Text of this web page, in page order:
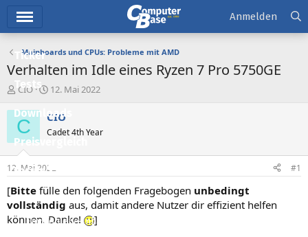
Ticker
Tests
Downloads
Preisvergleich
Forum
Aktuelles
Empfohlene Inhalte
Anmelden
Mainboards und CPUs: Probleme mit AMD
Verhalten im Idle eines Ryzen 7 Pro 5750GE
E
s
t
e
e
r
CIO
E
s
e
t
a
m
12. Mai 2022
C CIO
Cadet 4th Year
12. Mai 2022 #1
[Bitte fülle den folgenden Fragebogen unbedingt
vollständig aus, damit andere Nutzer dir effizient helfen
können. Danke!
]